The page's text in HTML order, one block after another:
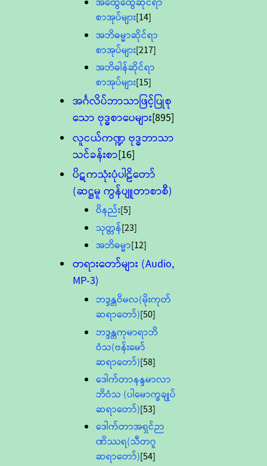
စာအုပ်များ[14]
အဘိဓမ္မာဆိုင်ရာ
စာအုပ်များ[217]
အဘိဓါန်ဆိုင်ရာ
စာအုပ်များ[15]
အင်္ဂလိပ်ဘာသာဖြင့်ပြုစု
သော ဗုဒ္ဓစာပေများ[895]
လူငယ်ကဏ္ဍ ဗုဒ္ဓဘာသာ
သင်ခန်းစာ[16]
ပိဋကသုံးပုံပါဠိတော်
(ဆဋ္ဌမူ ကွန်ပျူတာစာစီ)
ဝိနည်း[5]
သုတ္တန်[23]
အဘိဓမ္မာ[12]
တရားတော်များ (Audio,
MP-3)
ဘဒ္ဒန္တဝိမလ(မိုးကုတ်
ဆရာတော်)[50]
ဘဒ္ဒန္တကုမာရာဘိ
ဝံသ(ဗန်းမော်
ဆရာတော်)[58]
ဒေါက်တာနန္ဒမာလာ
ဘိဝံသ (ပါမောက္ခချုပ်
ဆရာတော်)[53]
ဒေါက်တာအရှင်ဉာ
ဏိဿရ(သီတဂူ
ဆရာတော်)[54]